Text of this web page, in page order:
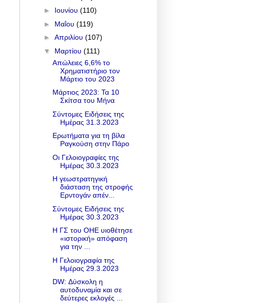
► Ιουνίου (110)
► Μαΐου (119)
► Απριλίου (107)
▼ Μαρτίου (111)
Απώλειες 6,6% το
Χρηματιστήριο τον
Μάρτιο του 2023
Μάρτιος 2023: Τα 10
Σκίτσα του Μήνα
Σύντομες Ειδήσεις της
Ημέρας 31.3.2023
Ερωτήματα για τη βίλα
Ραγκούση στην Πάρο
Οι Γελοιογραφίες της
Ημέρας 30.3.2023
Η γεωστρατηγική
διάσταση της στροφής
Ερντογάν απέν...
Σύντομες Ειδήσεις της
Ημέρας 30.3.2023
Η ΓΣ του ΟΗΕ υιοθέτησε
«ιστορική» απόφαση
για την ...
Η Γελοιογραφία της
Ημέρας 29.3.2023
DW: Δύσκολη η
αυτοδυναμία και σε
δεύτερες εκλογές ...